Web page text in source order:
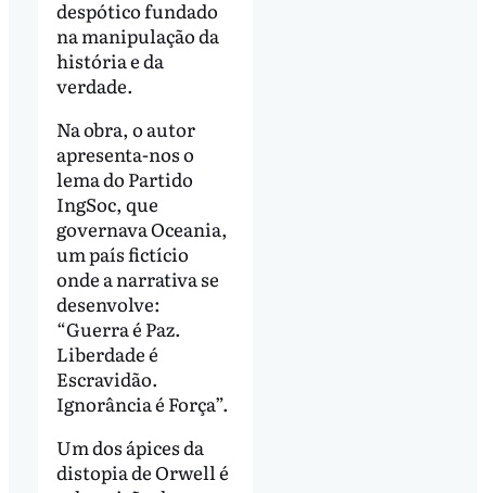
despótico fundado
na manipulação da
história e da
verdade.
Na obra, o autor
apresenta-nos o
lema do Partido
IngSoc, que
governava Oceania,
um país fictício
onde a narrativa se
desenvolve:
“Guerra é Paz.
Liberdade é
Escravidão.
Ignorância é Força”.
Um dos ápices da
distopia de Orwell é